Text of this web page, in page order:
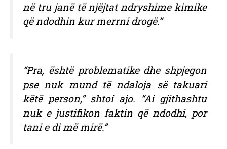
në tru janë të njëjtat ndryshime kimike
që ndodhin kur merrni drogë.”
“Pra, është problematike dhe shpjegon
pse nuk mund të ndaloja së takuari
këtë person,” shtoi ajo. “Ai gjithashtu
nuk e justifikon faktin që ndodhi, por
tani e di më mirë.”